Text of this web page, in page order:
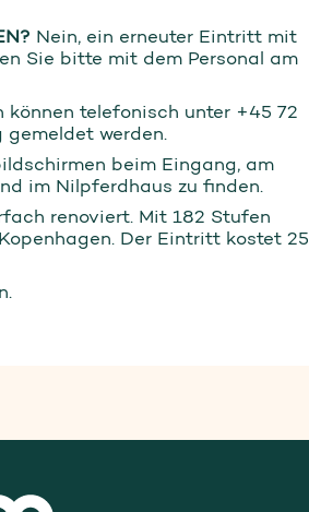
Nein, ein erneuter Eintritt mit
Sie bitte mit dem Personal am
können telefonisch unter +45 72
werden.
beim Eingang, am
im Nilpferdhaus zu finden.
renoviert. Mit 182 Stufen
Der Eintritt kostet 25